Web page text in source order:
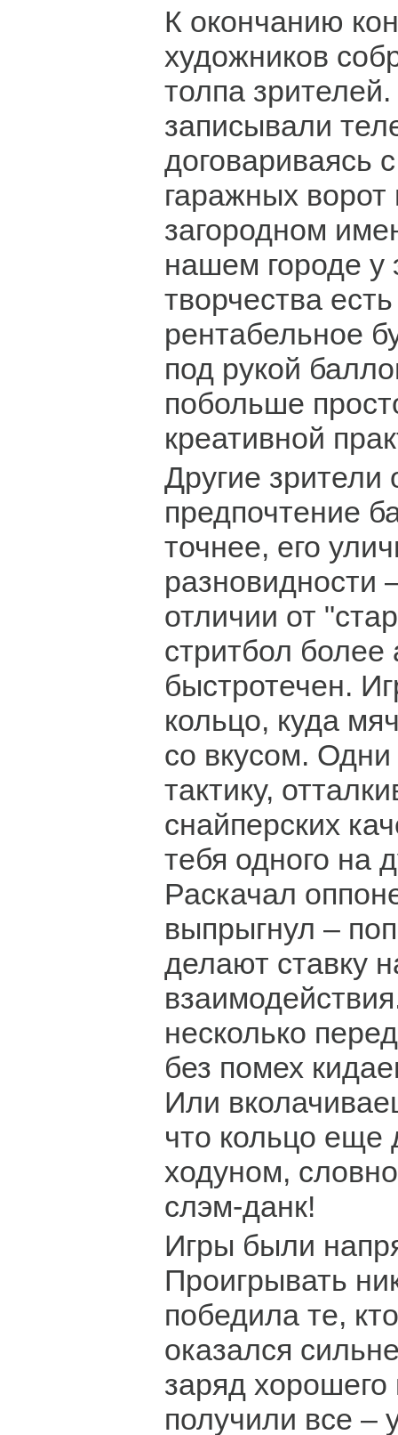
К окончанию
художников
толпа
записывали
договариваясь
гаражных ворот
загородном
нашем городе у
творчества
рентабельное
под рукой
побольше
креативной
Другие зрители
предпочтение
точнее, его
разновидности
отличии от
стритбол более
быстротечен.
кольцо, куда
со вкусом.
тактику,
снайперских
тебя одного на
Раскачал
выпрыгнул –
делают ставку
несколько
без помех
Или
что кольцо еще
ходуном,
слэм-данк!
Игры были
Проигрывать
победила те,
оказался
заряд хорошего
получили все –